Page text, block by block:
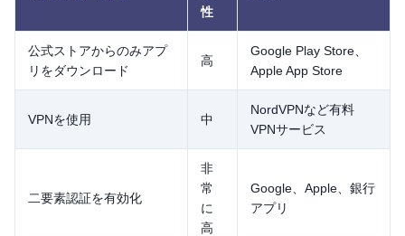
性
公式ストアからのみアプ
リをダウンロード
高
Google Play Store、
Apple App Store
VPNを使用 中
NordVPNなど有料
VPNサービス
二要素認証を有効化
非
常
に
高
Google、Apple、銀行
アプリ